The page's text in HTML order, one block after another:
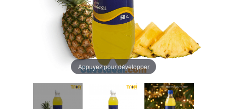
Appuyez pour développer